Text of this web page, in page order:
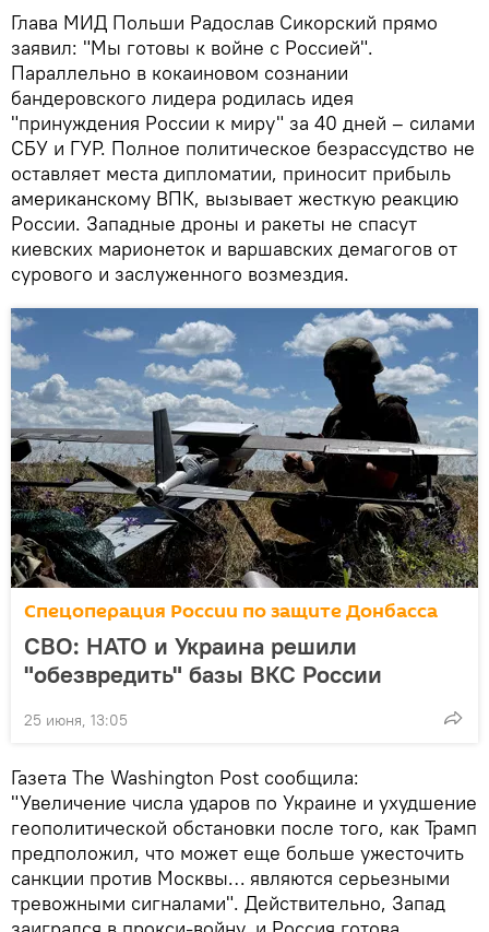
Глава МИД Польши Радослав Сикорский прямо
заявил: "Мы готовы к войне с Россией".
Параллельно в кокаиновом сознании
бандеровского лидера родилась идея
"принуждения России к миру" за 40 дней – силами
СБУ и ГУР. Полное политическое безрассудство не
оставляет места дипломатии, приносит прибыль
американскому ВПК, вызывает жесткую реакцию
России. Западные дроны и ракеты не спасут
киевских марионеток и варшавских демагогов от
сурового и заслуженного возмездия.
Спецоперация России по защите Донбасса
СВО: НАТО и Украина решили
"обезвредить" базы ВКС России
25 июня, 13:05
Газета The Washington Post сообщила:
"Увеличение числа ударов по Украине и ухудшение
геополитической обстановки после того, как Трамп
предположил, что может еще больше ужесточить
санкции против Москвы… являются серьезными
тревожными сигналами". Действительно, Запад